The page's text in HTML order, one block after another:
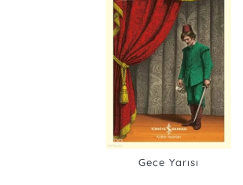
Gece Yarısı